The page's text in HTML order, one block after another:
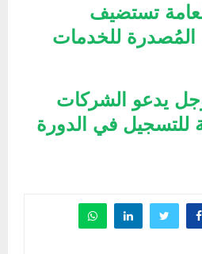
تستضيف
المُصدرة للخدمات
يدعو الشركات
للتسجيل في الدورة